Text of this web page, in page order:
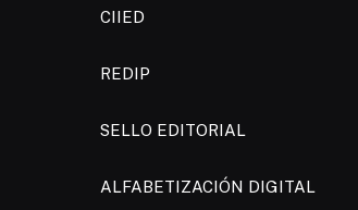
CIIED
REDIP
SELLO EDITORIAL
ALFABETIZACIÓN DIGITAL